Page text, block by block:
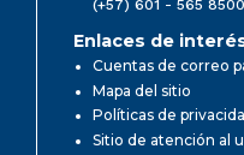
(+57) 601 - 565 8500
Enlaces de
Cuentas de correo
Mapa del sitio
Políticas de
Sitio de atención al